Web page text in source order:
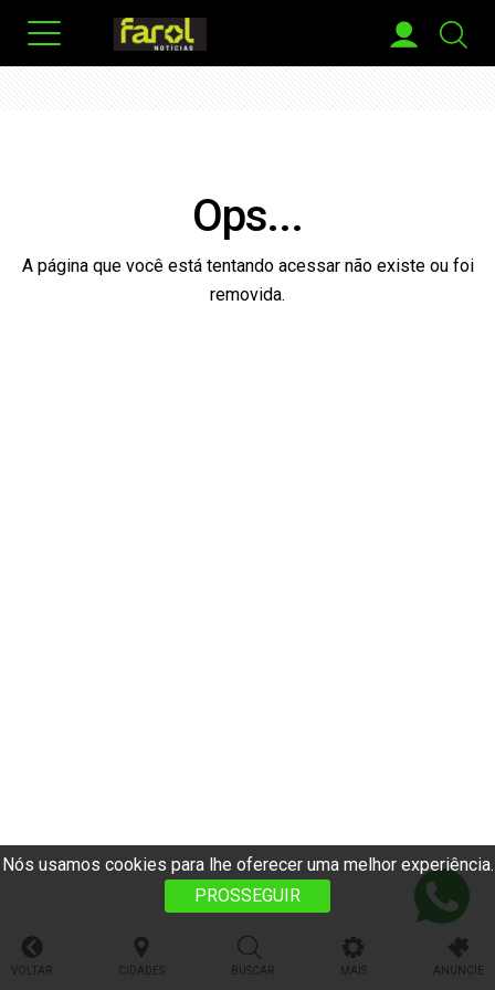
Nós usamos cookies para lhe oferecer uma melhor experiência.
PROSSEGUIR
Ops...
A página que você está tentando acessar não existe ou foi
removida.
VOLTAR CIDADES BUSCAR MAIS ANUNCIE